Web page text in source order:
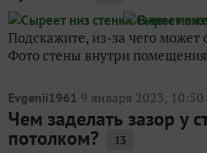
Подскажите, из-за чего может
Фото стены внутри
Evgenii1961 9 января 2023, 10:50
Чем заделать зазор у
потолком? 13